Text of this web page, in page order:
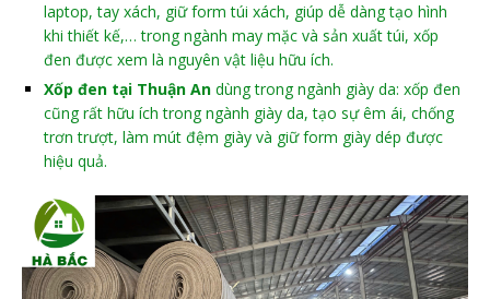
laptop, tay xách, giữ form túi xách, giúp dễ dàng tạo hình
khi thiết kế,… trong ngành may mặc và sản xuất túi, xốp
đen được xem là nguyên vật liệu hữu ích.
Xốp đen tại Thuận An dùng trong ngành giày da: xốp đen
cũng rất hữu ích trong ngành giày da, tạo sự êm ái, chống
trơn trượt, làm mút đệm giày và giữ form giày dép được
hiệu quả.